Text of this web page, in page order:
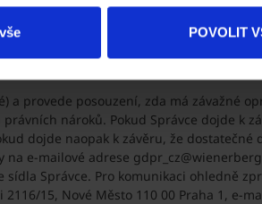
POVOLIT
má subjekt údajů rovněž
právo vznést
elektronicky na e-mailové adrese
adrese sídla Správce.
provede posouzení, zda má závažné
nároků. Pokud Správce dojde k
dojde naopak k závěru, že
e-mailové adrese
Správce. Pro komunikaci ohledně
15, Nové Město 110 00 Praha 1, e-